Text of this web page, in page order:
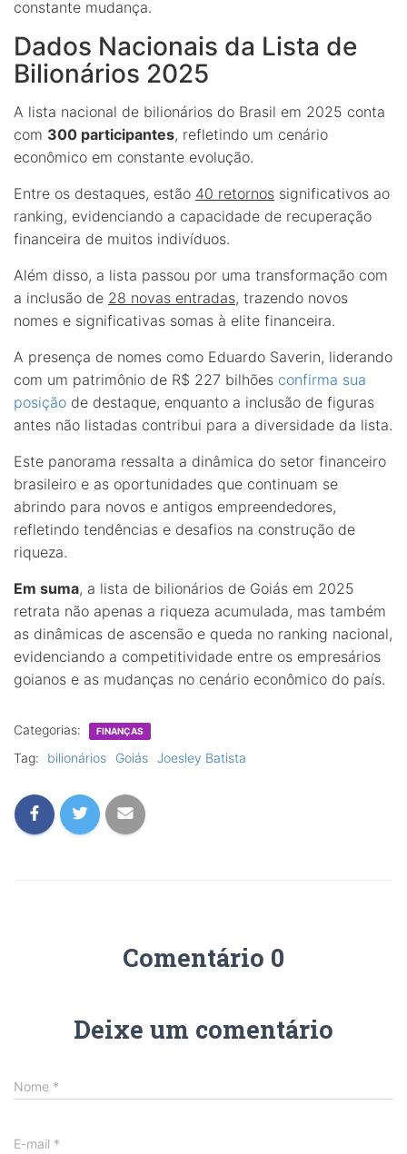
constante mudança.
Dados Nacionais da Lista de
Bilionários 2025
A lista nacional de bilionários do Brasil em 2025 conta
com 300 participantes, refletindo um cenário
econômico em constante evolução.
Entre os destaques, estão 40 retornos significativos ao
ranking, evidenciando a capacidade de recuperação
financeira de muitos indivíduos.
Além disso, a lista passou por uma transformação com
a inclusão de 28 novas entradas, trazendo novos
nomes e significativas somas à elite financeira.
A presença de nomes como Eduardo Saverin, liderando
com um patrimônio de R$ 227 bilhões confirma sua
posição de destaque, enquanto a inclusão de figuras
antes não listadas contribui para a diversidade da lista.
Este panorama ressalta a dinâmica do setor financeiro
brasileiro e as oportunidades que continuam se
abrindo para novos e antigos empreendedores,
refletindo tendências e desafios na construção de
riqueza.
Em suma, a lista de bilionários de Goiás em 2025
retrata não apenas a riqueza acumulada, mas também
as dinâmicas de ascensão e queda no ranking nacional,
evidenciando a competitividade entre os empresários
goianos e as mudanças no cenário econômico do país.
Categorias: FINANÇAS
Tag: bilionários Goiás Joesley Batista
Comentário 0
Deixe um comentário
Nome *
E-mail *